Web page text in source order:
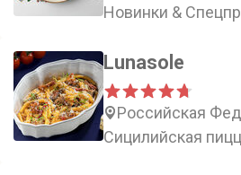
Новинки &
Lunasole
Российская
Сицилийская